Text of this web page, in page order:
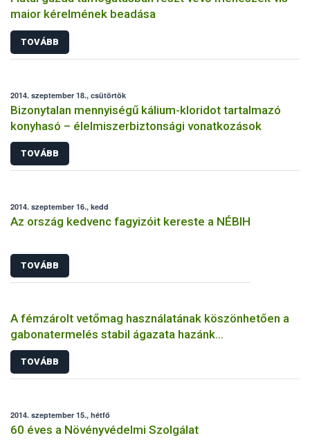
maior kérelmének beadása
TOVÁBB
2014. szeptember 18., csütörtök
Bizonytalan mennyiségű kálium-kloridot tartalmazó
konyhasó – élelmiszerbiztonsági vonatkozások
TOVÁBB
2014. szeptember 16., kedd
Az ország kedvenc fagyizóit kereste a NÉBIH
TOVÁBB
A fémzárolt vetőmag használatának köszönhetően a
gabonatermelés stabil ágazata hazánk
mezőgazdaságának
TOVÁBB
2014. szeptember 15., hétfő
60 éves a Növényvédelmi Szolgálat